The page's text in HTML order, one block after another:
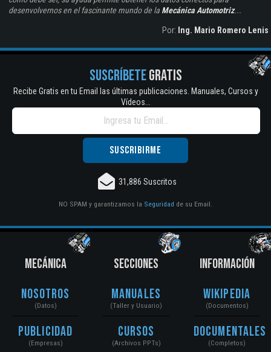
desenvolvernos en el fascinante mundo de la Mecánica Automotriz...
Por: Ing. Mario Romero Lenis
SUSCRÍBETEGRATIS
Recibe Gratis en tu Email las últimas publicaciones. Manuales, Cursos y
Vídeos...
31,886 Suscritos
NO SPAM y garantizamos la Seguridad de su Email.
MECÁNICA
Nosotros
(Datos)
Publicidad
(Empresas)
SECCIONES
Manuales
(Taller y Usuario)
Cursos
(Archivos PPTs)
INFORMACIÓN
Wikipedia
(Documentos)
Documentales
(Completos)